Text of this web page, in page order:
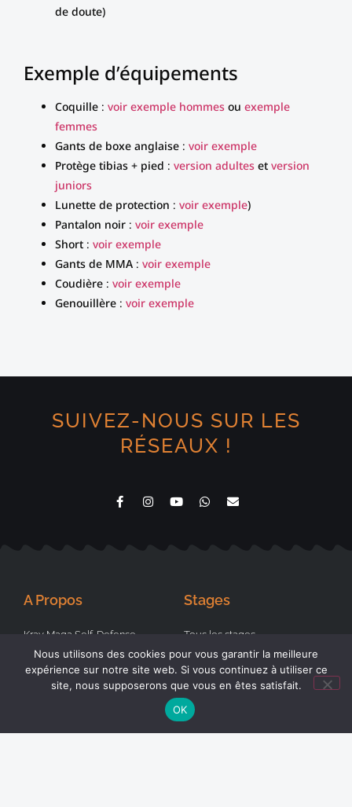
de doute)
Exemple d’équipements
Coquille : voir exemple hommes ou exemple
femmes
Gants de boxe anglaise : voir exemple
Protège tibias + pied : version adultes et version
juniors
Lunette de protection : voir exemple)
Pantalon noir : voir exemple
Short : voir exemple
Gants de MMA : voir exemple
Coudière : voir exemple
Genouillère : voir exemple
SUIVEZ-NOUS SUR LES
RÉSEAUX !
A Propos
Krav Maga Self-Defense
Kick-Boxing
Karaté Kyokushinkai
Stages
Tous les stages
Stages Femmes
Stages Juniors
Stages finis
Nous utilisons des cookies pour vous garantir la meilleure
expérience sur notre site web. Si vous continuez à utiliser ce
site, nous supposerons que vous en êtes satisfait.
OK